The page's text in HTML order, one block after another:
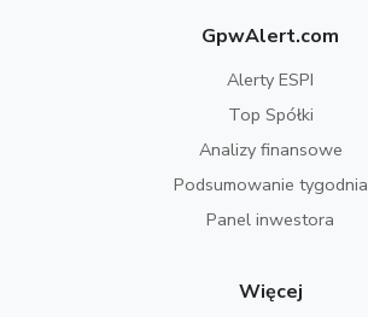
GpwAlert.com
Alerty ESPI
Top Spółki
Analizy finansowe
Podsumowanie tygodnia
Panel inwestora
Więcej